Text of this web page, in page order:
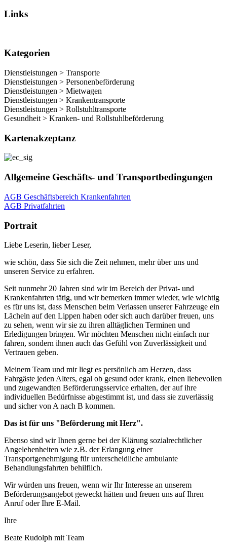
Links
Kategorien
Dienstleistungen > Transporte
Dienstleistungen > Personenbeförderung
Dienstleistungen > Mietwagen
Dienstleistungen > Krankentransporte
Dienstleistungen > Rollstuhltransporte
Gesundheit > Kranken- und Rollstuhlbeförderung
Kartenakzeptanz
Allgemeine Geschäfts- und Transportbedingungen
AGB Geschäftsbereich Krankenfahrten
AGB Privatfahrten
Portrait
Liebe Leserin, lieber Leser,
wie schön, dass Sie sich die Zeit nehmen, mehr über uns und
unseren Service zu erfahren.
Seit nunmehr 20 Jahren sind wir im Bereich der Privat- und
Krankenfahrten tätig, und wir bemerken immer wieder, wie wichtig
es für uns ist, dass Menschen beim Verlassen unserer Fahrzeuge ein
Lächeln auf den Lippen haben oder sich auch darüber freuen, uns
zu sehen, wenn wir sie zu ihren alltäglichen Terminen und
Erledigungen bringen. Wir möchten Menschen nicht einfach nur
fahren, sondern ihnen auch das Gefühl von Zuverlässigkeit und
Vertrauen geben.
Meinem Team und mir liegt es persönlich am Herzen, dass
Fahrgäste jeden Alters, egal ob gesund oder krank, einen liebevollen
und zugewandten Beförderungsservice erhalten, der auf ihre
individuellen Bedürfnisse abgestimmt ist, und dass sie zuverlässig
und sicher von A nach B kommen.
Das ist für uns "Beförderung mit Herz".
Ebenso sind wir Ihnen gerne bei der Klärung sozialrechtlicher
Angelehenheiten wie z.B. der Erlangung einer
Transportgenehmigung für unterscheidliche ambulante
Behandlungsfahrten behilflich.
Wir würden uns freuen, wenn wir Ihr Interesse an unserem
Beförderungsangebot geweckt hätten und freuen uns auf Ihren
Anruf oder Ihre E-Mail.
Ihre
Beate Rudolph mit Team